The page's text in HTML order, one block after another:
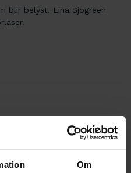
Om
blir belyst. Lina Sjögreen
11/11-25